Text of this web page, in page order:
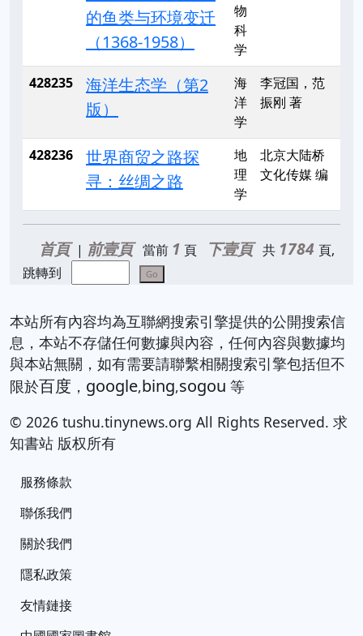
的鱼类与环境变迁
（1368-1958）
物
科
学
428235
海洋生态学（第2
版）
海
洋
学
李冠国，范
振刚 著
428236
世界商贸之路探
寻：丝绸之路
地
理
学
北京大陆桥
文化传媒 编
首頁| 前壹頁當前 1 頁 下壹頁共 1784 頁,
跳轉到
Go
本站所有內容均為互聯網搜索引擎提供的公開搜索信
息，本站不存儲任何數據與內容，任何內容與數據均
與本站無關，如有需要請聯繫相關搜索引擎包括但不
限於百度 ， google,bing,sogou 等
© 2026 tushu.tinynews.org All Rights Reserved. 求
知書站 版权所有
服務條款
聯係我們
關於我們
隱私政策
友情鏈接